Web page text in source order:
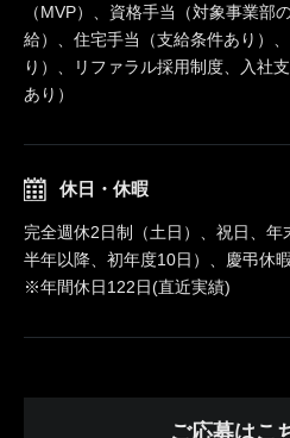
（MVP）、資格手当（対象事業部
給）、住宅手当（支給条件あり）
り）、リファラル採用制度、入社
あり）
休日・休暇
完全週休2日制（土日）、祝日、
半年以降、初年度10日）、慶弔休
※年間休日122日(直近実績)
ご応募はこ